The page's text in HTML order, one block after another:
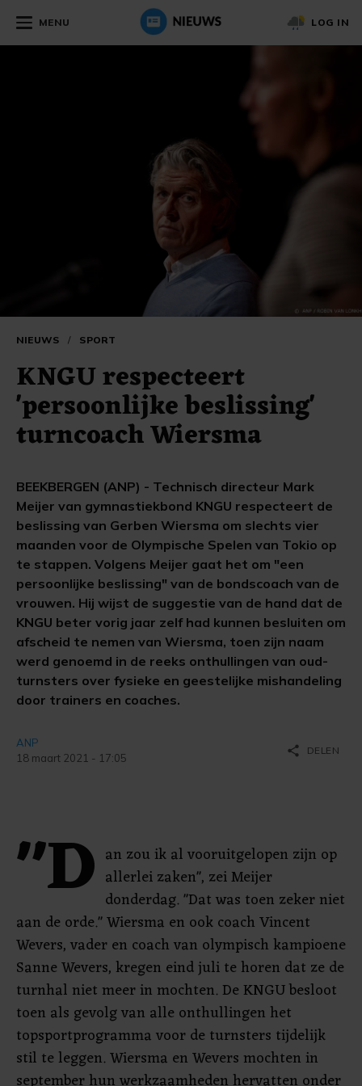
MENU LOG IN
NIEUWS / SPORT
KNGU respecteert
'persoonlijke beslissing'
turncoach Wiersma
BEEKBERGEN (ANP) - Technisch directeur Mark
Meijer van gymnastiekbond KNGU respecteert de
beslissing van Gerben Wiersma om slechts vier
maanden voor de Olympische Spelen van Tokio op
te stappen. Volgens Meijer gaat het om "een
persoonlijke beslissing" van de bondscoach van de
vrouwen. Hij wijst de suggestie van de hand dat de
KNGU beter vorig jaar zelf had kunnen besluiten om
afscheid te nemen van Wiersma, toen zijn naam
werd genoemd in de reeks onthullingen van oud-
turnsters over fysieke en geestelijke mishandeling
door trainers en coaches.
ANP
18 maart 2021 - 17:05
share DELEN
"D an zou ik al vooruitgelopen zijn op
allerlei zaken", zei Meijer
donderdag. "Dat was toen zeker niet
aan de orde." Wiersma en ook coach Vincent
Wevers, vader en coach van olympisch kampioene
Sanne Wevers, kregen eind juli te horen dat ze de
turnhal niet meer in mochten. De KNGU besloot
toen als gevolg van alle onthullingen het
topsportprogramma voor de turnsters tijdelijk
stil te leggen. Wiersma en Wevers mochten in